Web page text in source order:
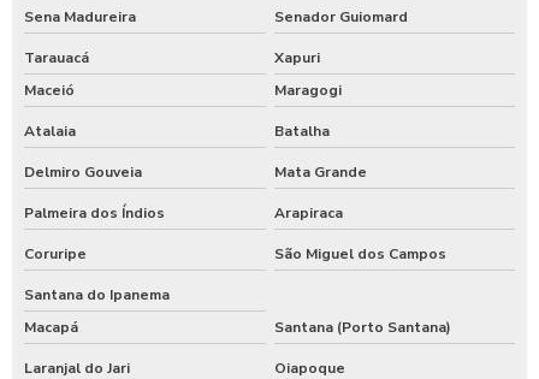
Sena Madureira Senador Guiomard
Tarauacá
Xapuri
Maceió
Maragogi
Atalaia Batalha
Delmiro Gouveia Mata Grande
Palmeira dos Índios Arapiraca
Coruripe São Miguel dos Campos
Santana do Ipanema
Macapá
Santana (Porto Santana)
Laranjal do Jari Oiapoque